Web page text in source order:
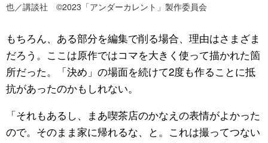
也／講談社 ©2023「アンダーカレント」製作委員会
もちろん、ある部分を編集で削る場合、理由はさまざま
だろう。ここは原作ではコマを大きく使って描かれた箇
所だった。「決め」の場面を続けて2度も作ることに抵
抗があったのかもしれない。
「それもあるし、まあ喫茶店のかなえの表情がよかった
ので。そのまま家に帰れるな、と。これは撮ってつない